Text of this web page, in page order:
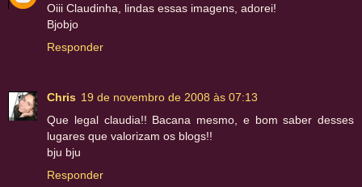
Oiii Claudinha, lindas essas imagens, adorei!
Bjobjo
Responder
Chris 19 de novembro de 2008 às 07:13
Que legal claudia!! Bacana mesmo, e bom saber desses
lugares que valorizam os blogs!!
bju bju
Responder